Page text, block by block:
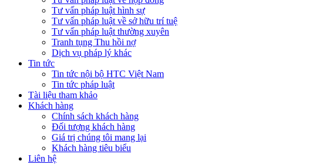
Tư vấn pháp luật hình sự
Tư vấn pháp luật về sở hữu trí tuệ
Tư vấn pháp luật thường xuyên
Tranh tụng Thu hồi nợ
Dịch vụ pháp lý khác
Tin tức
Tin tức nội bộ HTC Việt Nam
Tin tức pháp luật
Tài liệu tham khảo
Khách hàng
Chính sách khách hàng
Đối tượng khách hàng
Giá trị chúng tôi mang lại
Khách hàng tiêu biểu
Liên hệ